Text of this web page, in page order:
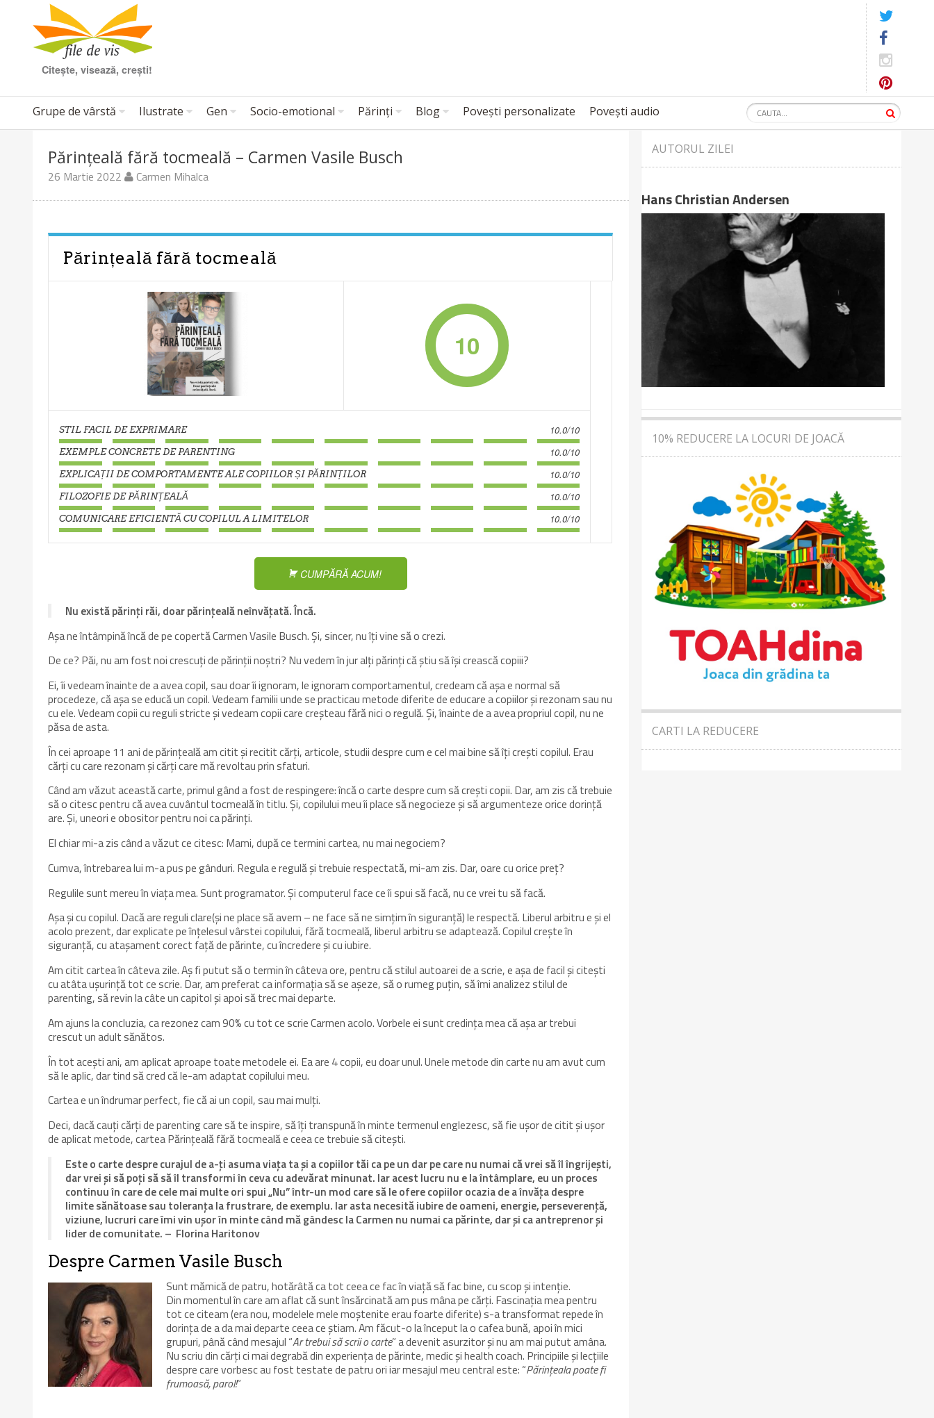
Citește, visează, crești!
Grupe de vârstă Ilustrate Gen Socio-emotional Părinți Blog Povești personalizate Povești audio
Părințeală fără tocmeală – Carmen Vasile Busch
26 Martie 2022 Carmen Mihalca
Părințeală fără tocmeală
10
STIL FACIL DE EXPRIMARE 10.0/10
EXEMPLE CONCRETE DE PARENTING 10.0/10
EXPLICAȚII DE COMPORTAMENTE ALE COPIILOR ȘI PĂRINȚILOR 10.0/10
FILOZOFIE DE PĂRINȚEALĂ 10.0/10
COMUNICARE EFICIENTĂ CU COPILUL A LIMITELOR 10.0/10
CUMPĂRĂ ACUM!
Nu există părinți răi, doar părințeală neînvățată. Încă.
Așa ne întâmpină încă de pe copertă Carmen Vasile Busch. Și, sincer, nu îți vine să o crezi.
De ce? Păi, nu am fost noi crescuți de părinții noștri? Nu vedem în jur alți părinți că știu să își crească copiii?
Ei, îi vedeam înainte de a avea copil, sau doar îi ignoram, le ignoram comportamentul, credeam că așa e normal să
procedeze, că așa se educă un copil. Vedeam familii unde se practicau metode diferite de educare a copiilor și rezonam sau nu
cu ele. Vedeam copii cu reguli stricte și vedeam copii care creșteau fără nici o regulă. Și, înainte de a avea propriul copil, nu ne
păsa de asta.
În cei aproape 11 ani de părințeală am citit și recitit cărți, articole, studii despre cum e cel mai bine să îți crești copilul. Erau
cărți cu care rezonam și cărți care mă revoltau prin sfaturi.
Când am văzut această carte, primul gând a fost de respingere: încă o carte despre cum să crești copii. Dar, am zis că trebuie
să o citesc pentru că avea cuvântul tocmeală în titlu. Și, copilului meu îi place să negocieze și să argumenteze orice dorință
are. Și, uneori e obositor pentru noi ca părinți.
El chiar mi-a zis când a văzut ce citesc: Mami, după ce termini cartea, nu mai negociem?
Cumva, întrebarea lui m-a pus pe gânduri. Regula e regulă și trebuie respectată, mi-am zis. Dar, oare cu orice preț?
Regulile sunt mereu în viața mea. Sunt programator. Și computerul face ce îi spui să facă, nu ce vrei tu să facă.
Așa și cu copilul. Dacă are reguli clare(și ne place să avem – ne face să ne simțim în siguranță) le respectă. Liberul arbitru e și el
acolo prezent, dar explicate pe înțelesul vârstei copilului, fără tocmeală, liberul arbitru se adaptează. Copilul crește în
siguranță, cu atașament corect față de părinte, cu încredere și cu iubire.
Am citit cartea în câteva zile. Aș fi putut să o termin în câteva ore, pentru că stilul autoarei de a scrie, e așa de facil și citești
cu atâta ușurință tot ce scrie. Dar, am preferat ca informația să se așeze, să o rumeg puțin, să îmi analizez stilul de
parenting, să revin la câte un capitol și apoi să trec mai departe.
Am ajuns la concluzia, ca rezonez cam 90% cu tot ce scrie Carmen acolo. Vorbele ei sunt credința mea că așa ar trebui
crescut un adult sănătos.
În tot acești ani, am aplicat aproape toate metodele ei. Ea are 4 copii, eu doar unul. Unele metode din carte nu am avut cum
să le aplic, dar tind să cred că le-am adaptat copilului meu.
Cartea e un îndrumar perfect, fie că ai un copil, sau mai mulți.
Deci, dacă cauți cărți de parenting care să te inspire, să îți transpună în minte termenul englezesc, să fie ușor de citit și ușor
de aplicat metode, cartea Părințeală fără tocmeală e ceea ce trebuie să citești.
Este o carte despre curajul de a-ți asuma viața ta și a copiilor tăi ca pe un dar pe care nu numai că vrei să îl îngrijești,
dar vrei și să poți să să îl transformi în ceva cu adevărat minunat. Iar acest lucru nu e la întâmplare, eu un proces
continuu în care de cele mai multe ori spui „Nu” într-un mod care să le ofere copiilor ocazia de a învăța despre
limite sănătoase sau toleranța la frustrare, de exemplu. Iar asta necesită iubire de oameni, energie, perseverență,
viziune, lucruri care îmi vin ușor în minte când mă gândesc la Carmen nu numai ca părinte, dar și ca antreprenor și
lider de comunitate. – Florina Haritonov
Despre Carmen Vasile Busch
Sunt mămică de patru, hotărâtă ca tot ceea ce fac în viață să fac bine, cu scop și intenție.
Din momentul în care am aflat că sunt însărcinată am pus mâna pe cărți. Fascinația mea pentru
tot ce citeam (era nou, modelele mele moștenite erau foarte diferite) s-a transformat repede în
dorința de a da mai departe ceea ce știam. Am făcut-o la început la o cafea bună, apoi în mici
grupuri, până când mesajul “Ar trebui să scrii o carte” a devenit asurzitor și nu am mai putut amâna.
Nu scriu din cărți ci mai degrabă din experiența de părinte, medic și health coach. Principiile și lecțiile
despre care vorbesc au fost testate de patru ori iar mesajul meu central este: “Părințeala poate fi
frumoasă, parol!”
AUTORUL ZILEI
Hans Christian Andersen
10% REDUCERE LA LOCURI DE JOACĂ
CARTI LA REDUCERE